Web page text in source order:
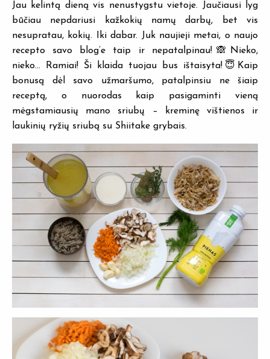
Jau kelintą dieną vis nenustygstu vietoje. Jaučiausi lyg
būčiau nepdariusi kažkokių namų darbų, bet vis
nesupratau, kokių. Iki dabar. Juk naujieji metai, o naujo
recepto savo blog’e taip ir nepatalpinau!🙈Nieko,
nieko… Ramiai! Ši klaida tuojau bus ištaisyta!😇Kaip
bonusą dėl savo užmaršumo, patalpinsiu ne šiaip
receptą, o nuorodas kaip pasigaminti vieną
mėgstamiausių mano sriubų – kreminę vištienos ir
laukinių ryžių sriubą su Shiitake grybais.